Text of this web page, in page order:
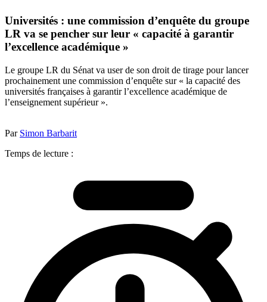
Universités : une commission d’enquête du groupe
LR va se pencher sur leur « capacité à garantir
l’excellence académique »
Le groupe LR du Sénat va user de son droit de tirage pour lancer
prochainement une commission d’enquête sur « la capacité des
universités françaises à garantir l’excellence académique de
l’enseignement supérieur ».
Par Simon Barbarit
Temps de lecture :